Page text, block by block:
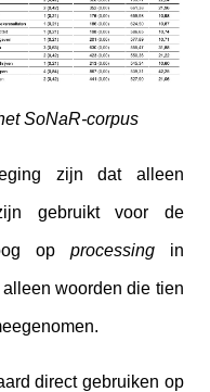
SoNaR-corpus
zijn dat alleen
gebruikt voor de
op processingin
woorden die tien
direct gebruiken op